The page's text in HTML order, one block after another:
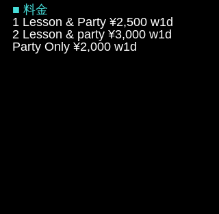
■ 料金
1 Lesson & Party ¥2,500 w1d
2 Lesson & party ¥3,000 w1d
Party Only ¥2,000 w1d